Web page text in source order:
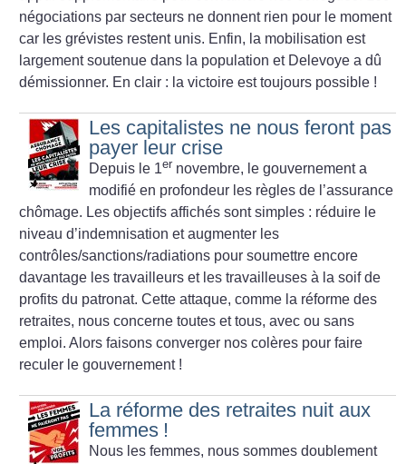
négociations par secteurs ne donnent rien pour le moment
car les grévistes restent unis. Enfin, la mobilisation est
largement soutenue dans la population et Delevoye a dû
démissionner. En clair : la victoire est toujours possible !
Les capitalistes ne nous feront pas
payer leur crise
Depuis le 1er novembre, le gouvernement a
modifié en profondeur les règles de l’assurance
chômage. Les objectifs affichés sont simples : réduire le
niveau d’indemnisation et augmenter les
contrôles/sanctions/radiations pour soumettre encore
davantage les travailleurs et les travailleuses à la soif de
profits du patronat. Cette attaque, comme la réforme des
retraites, nous concerne toutes et tous, avec ou sans
emploi. Alors faisons converger nos colères pour faire
reculer le gouvernement !
La réforme des retraites nuit aux
femmes !
Nous les femmes, nous sommes doublement